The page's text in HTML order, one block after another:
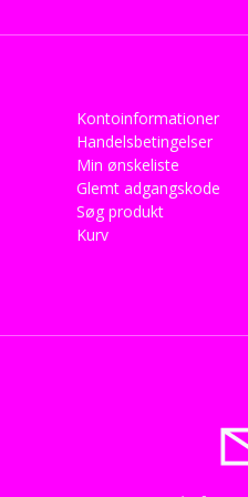
Kontoinformationer
Handelsbetingelser
Min ønskeliste
Glemt adgangskode
Søg produkt
Kurv